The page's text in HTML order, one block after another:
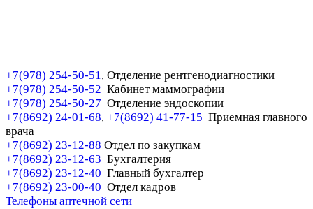
+7(978) 254-50-51, Отделение рентгенодиагностики
+7(978) 254-50-52 Кабинет маммографии
+7(978) 254-50-27 Отделение эндоскопии
+7(8692) 24-01-68, +7(8692) 41-77-15 Приемная главного
врача
+7(8692) 23-12-88 Отдел по закупкам
+7(8692) 23-12-63 Бухгалтерия
+7(8692) 23-12-40 Главный бухгалтер
+7(8692) 23-00-40 Отдел кадров
Телефоны аптечной сети